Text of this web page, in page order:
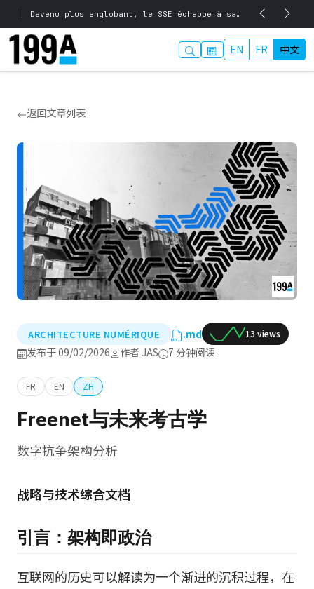
EN FR 中文
返回文章列表
ARCHITECTURE NUMÉRIQUE .md 13 views
发布于 09/02/2026 作者 JAS 7 分钟阅读
FR EN ZH
Freenet与未来考古学
数字抗争架构分析
战略与技术综合文档
引言：架构即政治
互联网的历史可以解读为一个渐进的沉积过程，在